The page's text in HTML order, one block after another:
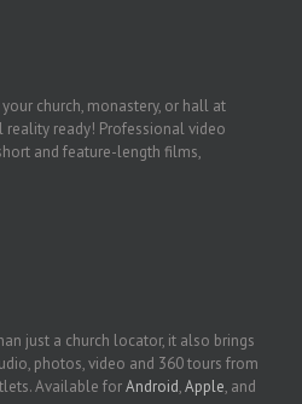
church, monastery, or hall at
reality ready! Professional video
and feature-length films,
just a church locator, it also brings
photos, video and 360 tours from
Available forAndroid,Apple, and